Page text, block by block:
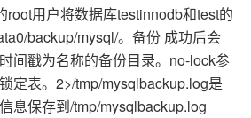
用户将数据库testinnodb和test的
backup/mysql/。备份 成功后会
间戳为名称的备份目录。no-lock参
定表。2>/tmp/mysqlbackup.log是
息保存到/tmp/mysqlbackup.log